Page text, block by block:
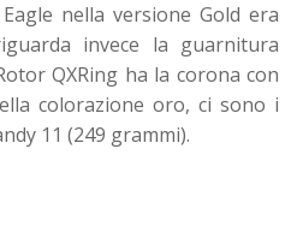
nella versione Gold era
invece la guarnitura
QXRing ha la corona con
colorazione oro, ci sono i
11 (249 grammi).